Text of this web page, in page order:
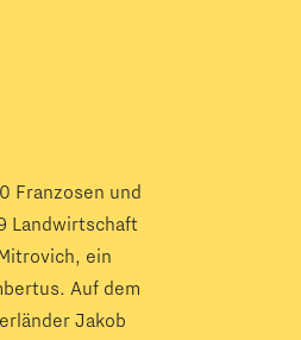
Franzosen und
Landwirtschaft
ein
Auf dem
Jakob